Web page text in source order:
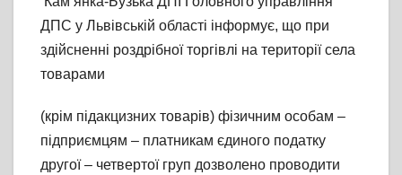
ДПС у Львівській області інформує, що при
здійсненні роздрібної торгівлі на території села
товарами
(крім підакцизних товарів) фізичним особам –
підприємцям – платникам єдиного податку
другої – четвертої груп дозволено проводити